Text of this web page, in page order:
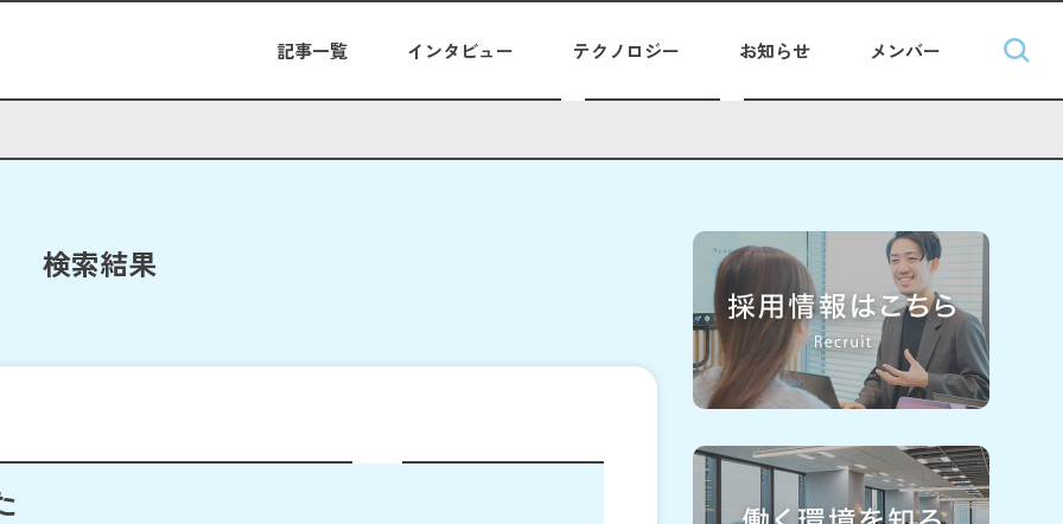
記事一覧 インタビュー テクノロジー お知らせ メンバー
検索結果